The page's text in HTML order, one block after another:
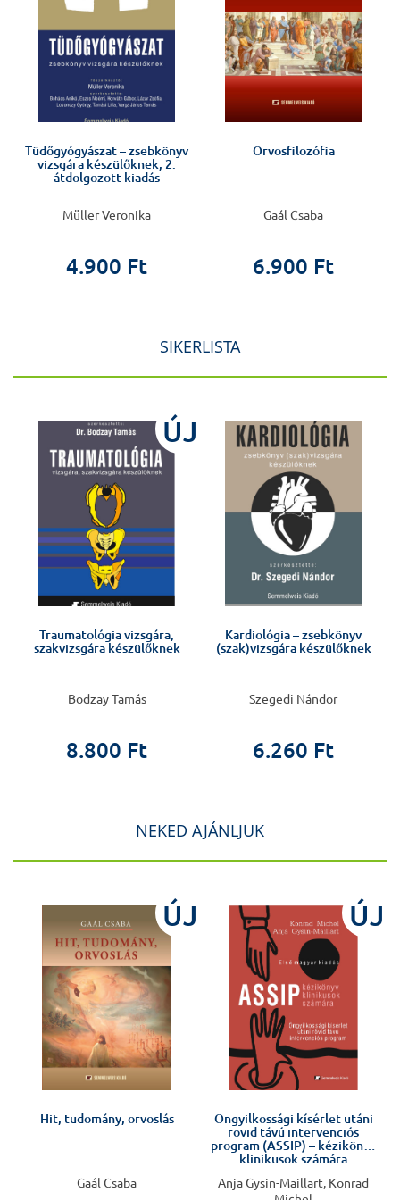
Tüdőgyógyászat – zsebkönyv
vizsgára készülőknek, 2.
átdolgozott kiadás
Müller Veronika
4.900 Ft
Orvosfilozófia
Gaál Csaba
6.900 Ft
SIKERLISTA
ÚJ
Traumatológia vizsgára,
szakvizsgára készülőknek
Bodzay Tamás
8.800 Ft
Kardiológia – zsebkönyv
(szak)vizsgára készülőknek
Szegedi Nándor
6.260 Ft
NEKED AJÁNLJUK
ÚJ
Hit, tudomány, orvoslás
Gaál Csaba
ÚJ
Öngyilkossági kísérlet utáni
rövid távú intervenciós
program (ASSIP) – kézikönyv
klinikusok számára
Anja Gysin-Maillart, Konrad